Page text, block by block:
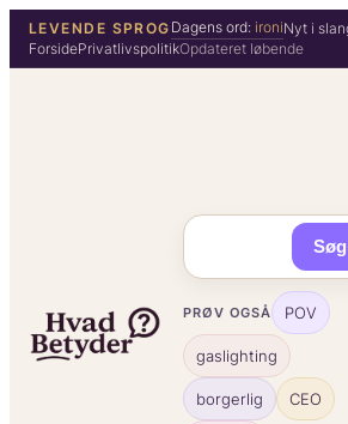
Spring
LEVENDE SPROG Dagens ord: ironiNyt i
ForsidePrivatlivspolitikOpdateret løbende
Søg
PRØV OGSÅ POV
gaslighting
borgerlig CEO